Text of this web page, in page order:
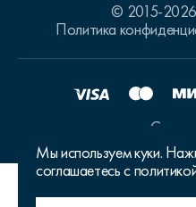
Мы используем куки.
соглашаетесь с
© 2015-2026
Политика